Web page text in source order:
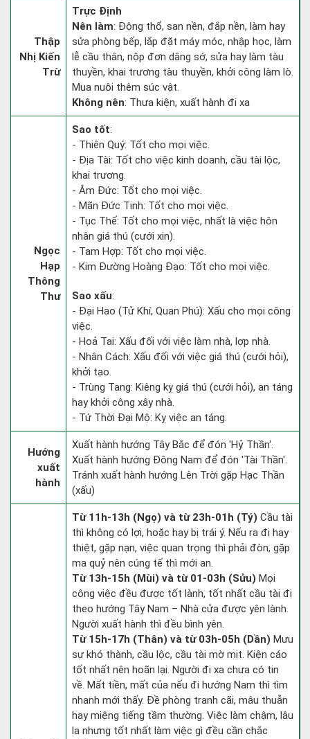
Thập
Nhị Kiến
Trừ
Trực Định
Nên làm: Động thổ, san nền, đắp nền, làm hay
sửa phòng bếp, lắp đặt máy móc, nhập học, làm
lễ cầu thân, nộp đơn dâng sớ, sửa hay làm tàu
thuyền, khai trương tàu thuyền, khởi công làm lò.
Mua nuôi thêm súc vật.
Không nên: Thưa kiện, xuất hành đi xa
Ngọc
Hạp
Thông
Thư
Sao tốt:
- Thiên Quý: Tốt cho mọi việc.
- Địa Tài: Tốt cho việc kinh doanh, cầu tài lộc,
khai trương.
- Âm Đức: Tốt cho mọi việc.
- Mãn Đức Tinh: Tốt cho mọi việc.
- Tục Thế: Tốt cho mọi việc, nhất là việc hôn
nhân giá thú (cưới xin).
- Tam Hợp: Tốt cho mọi việc.
- Kim Đường Hoàng Đạo: Tốt cho mọi việc.
Sao xấu:
- Đại Hao (Tử Khí, Quan Phú): Xấu cho mọi công
việc.
- Hoả Tai: Xấu đối với việc làm nhà, lợp nhà.
- Nhân Cách: Xấu đối với việc giá thú (cưới hỏi),
khởi tạo.
- Trùng Tang: Kiêng kỵ giá thú (cưới hỏi), an táng
hay khởi công xây nhà.
- Tứ Thời Đại Mộ: Kỵ việc an táng.
Hướng
xuất
hành
Xuất hành hướng Tây Bắc để đón 'Hỷ Thần'.
Xuất hành hướng Đông Nam để đón 'Tài Thần'.
Tránh xuất hành hướng Lên Trời gặp Hạc Thần
(xấu)
Từ 11h-13h (Ngọ) và từ 23h-01h (Tý) Cầu tài
thì không có lợi, hoặc hay bị trái ý. Nếu ra đi hay
thiệt, gặp nạn, việc quan trọng thì phải đòn, gặp
ma quỷ nên cúng tế thì mới an.
Từ 13h-15h (Mùi) và từ 01-03h (Sửu) Mọi
công việc đều được tốt lành, tốt nhất cầu tài đi
theo hướng Tây Nam – Nhà cửa được yên lành.
Người xuất hành thì đều bình yên.
Từ 15h-17h (Thân) và từ 03h-05h (Dần) Mưu
sự khó thành, cầu lộc, cầu tài mờ mịt. Kiện cáo
tốt nhất nên hoãn lại. Người đi xa chưa có tin
về. Mất tiền, mất của nếu đi hướng Nam thì tìm
nhanh mới thấy. Đề phòng tranh cãi, mâu thuẫn
hay miệng tiếng tầm thường. Việc làm chậm, lâu
la nhưng tốt nhất làm việc gì đều cần chắc